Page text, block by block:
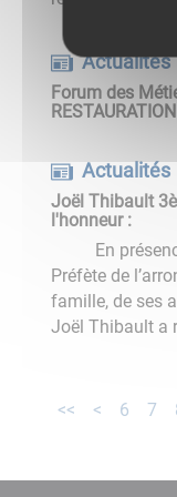
Actualités
Forum des
RESTAURATION
Actualités
Joël Thibault
l'honneur :
En présence
Préfète de
famille, de ses
Joël Thibault a
<< < 6 7